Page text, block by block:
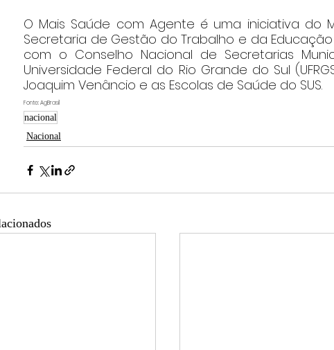
O Mais Saúde com Agente é uma iniciativa do
Secretaria de Gestão do Trabalho e da
com o Conselho Nacional de Secretarias
Universidade Federal do Rio Grande do Sul
Joaquim Venâncio e as Escolas de Saúde do SUS.
Fonte: AgBrasil
nacional
Nacional